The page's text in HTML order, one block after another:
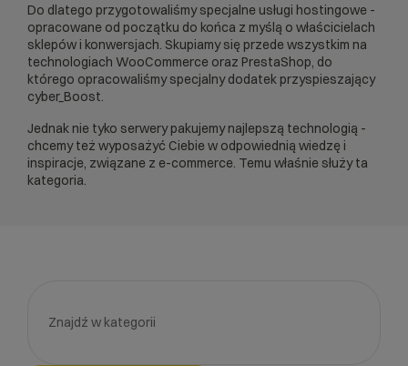
Do dlatego przygotowaliśmy specjalne usługi hostingowe -
opracowane od początku do końca z myślą o właścicielach
sklepów i konwersjach. Skupiamy się przede wszystkim na
technologiach WooCommerce oraz PrestaShop, do
którego opracowaliśmy specjalny dodatek przyspieszający
cyber_Boost.
Jednak nie tyko serwery pakujemy najlepszą technologią -
chcemy też wyposażyć Ciebie w odpowiednią wiedzę i
inspiracje, związane z e-commerce. Temu właśnie służy ta
kategoria.